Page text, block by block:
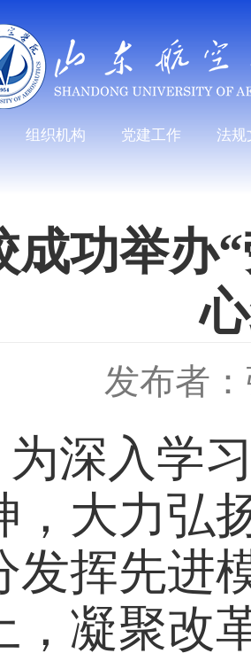
组织机构 党建工作 法规
成功举办
发布者
为深入学
，大力弘
发挥先进
，凝聚改